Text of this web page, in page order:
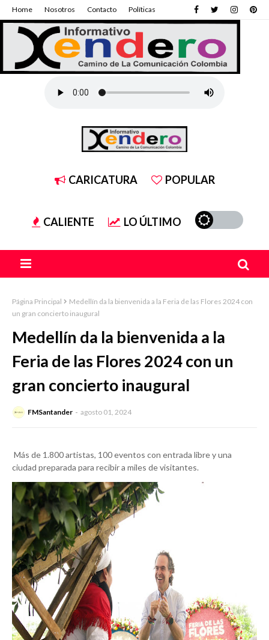
Home Nosotros Contacto Políticas
CARICATURA POPULAR
CALIENTE LO ÚLTIMO
Página Principal
Medellín da la bienvenida a la Feria de las Flores 2024 con
un gran concierto inaugural
Medellín da la bienvenida a la
Feria de las Flores 2024 con un
gran concierto inaugural
FMSantander agosto 01, 2024
Más de 1.800 artistas, 100 eventos con entrada libre y una
ciudad preparada para recibir a miles de visitantes.